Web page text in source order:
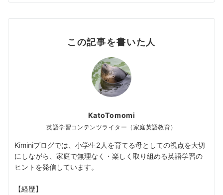
この記事を書いた人
KatoTomomi
英語学習コンテンツライター（家庭英語教育）
Kiminiブログでは、小学生2人を育てる母としての視点を大切
にしながら、家庭で無理なく・楽しく取り組める英語学習の
ヒントを発信しています。
【経歴】